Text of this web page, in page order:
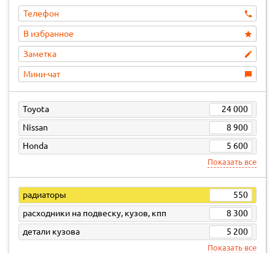
Телефон
В избранное
Заметка
Мини-чат
Toyota
24 000
Nissan
8 900
Honda
5 600
Показать все
радиаторы
550
расходники на подвеску, кузов, кпп
8 300
детали кузова
5 200
Показать все